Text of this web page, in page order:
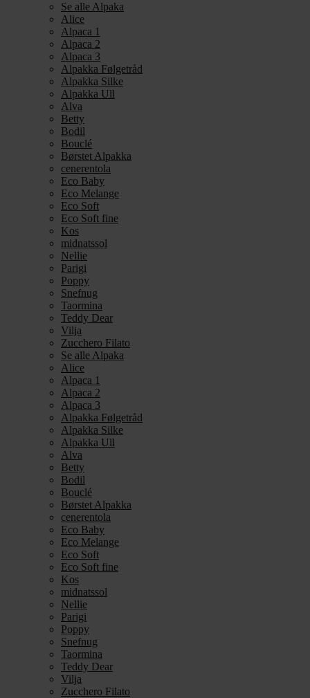
Se alle Alpaka
Alice
Alpaca 1
Alpaca 2
Alpaca 3
Alpakka Følgetråd
Alpakka Silke
Alpakka Ull
Alva
Betty
Bodil
Bouclé
Børstet Alpakka
cenerentola
Eco Baby
Eco Melange
Eco Soft
Eco Soft fine
Kos
midnatssol
Nellie
Parigi
Poppy
Snefnug
Taormina
Teddy Dear
Vilja
Zucchero Filato
Se alle Alpaka
Alice
Alpaca 1
Alpaca 2
Alpaca 3
Alpakka Følgetråd
Alpakka Silke
Alpakka Ull
Alva
Betty
Bodil
Bouclé
Børstet Alpakka
cenerentola
Eco Baby
Eco Melange
Eco Soft
Eco Soft fine
Kos
midnatssol
Nellie
Parigi
Poppy
Snefnug
Taormina
Teddy Dear
Vilja
Zucchero Filato